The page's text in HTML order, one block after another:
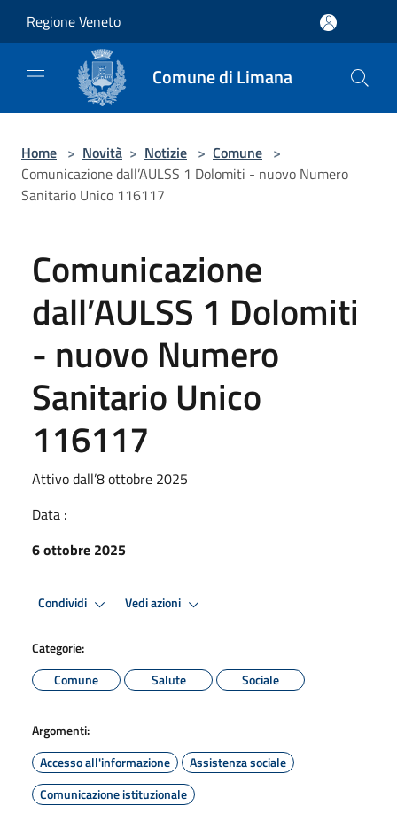
Regione Veneto
Comune di Limana
Home > Novità > Notizie > Comune >
Comunicazione dall’AULSS 1 Dolomiti - nuovo Numero
Sanitario Unico 116117
Comunicazione
dall’AULSS 1 Dolomiti
- nuovo Numero
Sanitario Unico
116117
Attivo dall’8 ottobre 2025
Data :
6 ottobre 2025
Condividi Vedi azioni
Categorie:
Comune
Salute Sociale
Argomenti:
Accesso all'informazione
Assistenza sociale
Comunicazione istituzionale